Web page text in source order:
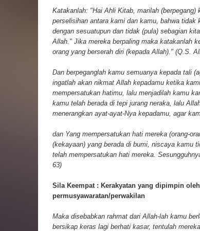
Katakanlah: "Hai Ahli Kitab, marilah
perselisihan antara kami dan kamu, bahwa
dengan sesuatupun dan tidak (pula) sebagian
Allah." Jika mereka berpaling maka katakanlah
orang yang berserah diri (kepada Allah)." (Q.S.
Dan berpeganglah kamu semuanya kepada tali
ingatlah akan nikmat Allah kepadamu ketika
mempersatukan hatimu, lalu menjadilah kamu
kamu telah berada di tepi jurang neraka, lalu
menerangkan ayat-ayat-Nya kepadamu, agar
dan Yang mempersatukan hati mereka (orang-
(kekayaan) yang berada di bumi, niscaya kamu
telah mempersatukan hati mereka.
63)
Sila Keempat : Kerakyatan yang dipimpin
permusyawaratan/perwakilan
Maka disebabkan rahmat dari Allah-lah kamu
bersikap keras lagi berhati kasar, tentulah